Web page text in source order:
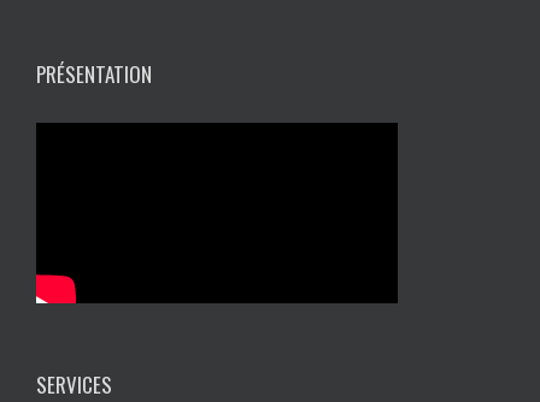
PRÉSENTATION
SERVICES